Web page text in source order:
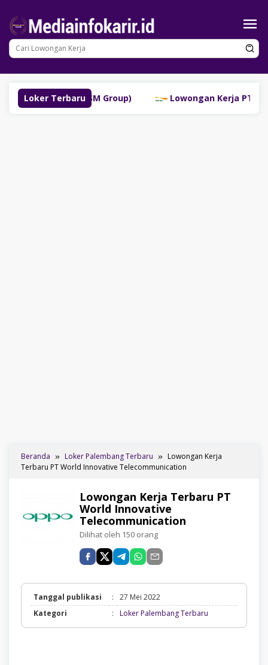
konten
Loker Terbaru
(SM Group) Lowongan Kerja PT Bank
Beranda Loker Palembang Terbaru
Lowongan Kerja
Terbaru PT World Innovative Telecommunication
Lowongan Kerja Terbaru PT
World Innovative
Telecommunication
Dilihat oleh 150 orang
Tanggal publikasi :
27 Mei 2022
Kategori
: Loker Palembang Terbaru